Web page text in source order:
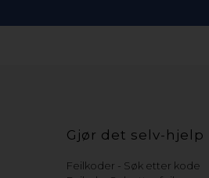
Gjør det selv-hjelp
Feilkoder - Søk etter kode